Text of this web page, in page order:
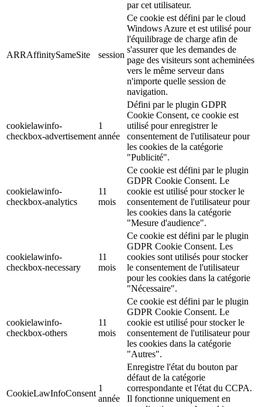
par cet utilisateur.
ARRAffinitySameSite session
Ce cookie est défini par le cloud
Windows Azure et est utilisé pour
l'équilibrage de charge afin de
s'assurer que les demandes de
page des visiteurs sont acheminées
vers le même serveur dans
n'importe quelle session de
navigation.
cookielawinfo-
checkbox-advertisement
1
année
Défini par le plugin GDPR
Cookie Consent, ce cookie est
utilisé pour enregistrer le
consentement de l'utilisateur pour
les cookies de la catégorie
"Publicité".
cookielawinfo-
checkbox-analytics
11
mois
Ce cookie est défini par le plugin
GDPR Cookie Consent. Le
cookie est utilisé pour stocker le
consentement de l'utilisateur pour
les cookies dans la catégorie
"Mesure d'audience".
cookielawinfo-
checkbox-necessary
11
mois
Ce cookie est défini par le plugin
GDPR Cookie Consent. Les
cookies sont utilisés pour stocker
le consentement de l'utilisateur
pour les cookies dans la catégorie
"Nécessaire".
cookielawinfo-
checkbox-others
11
mois
Ce cookie est défini par le plugin
GDPR Cookie Consent. Le
cookie est utilisé pour stocker le
consentement de l'utilisateur pour
les cookies dans la catégorie
"Autres".
CookieLawInfoConsent
1
année
Enregistre l'état du bouton par
défaut de la catégorie
correspondante et l'état du CCPA.
Il fonctionne uniquement en